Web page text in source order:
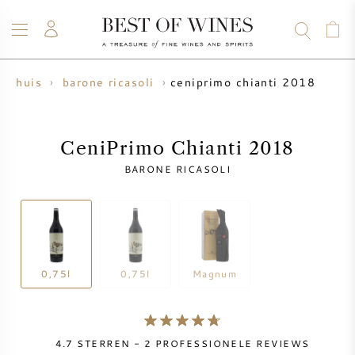
WIJN
NIEUW BINNEN
WIJNHUIS
VOORVERKOOP
CHAMPAGNE
KRUG
WHISKY
RUM
STERKE DRANK
SALE
WHISKY SALE
VOORVERKOOP
UW WIJN VERKOPEN
BLOG
OVER ONS
barone ricasoli ceniprimo chianti 2018
CeniPrimo Chianti 2018
BARONE RICASOLI
0,75l 0,75l Magnum
4.7 STERREN - 2 PROFESSIONELE REVIEWS